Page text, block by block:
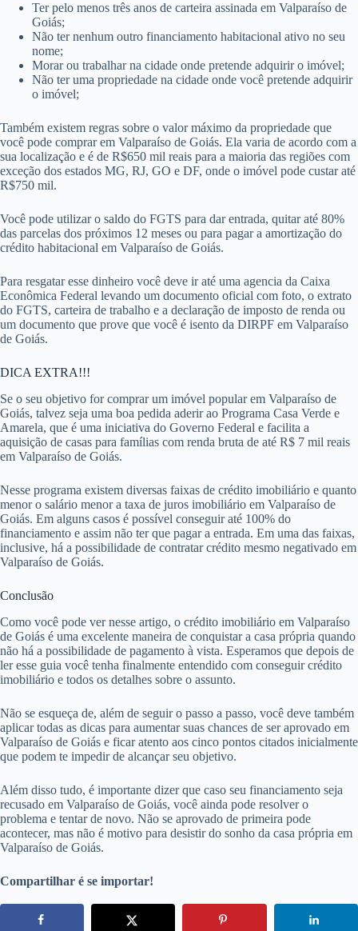
Ter pelo menos três anos de carteira assinada em Valparaíso de
Goiás;
Não ter nenhum outro financiamento habitacional ativo no seu
nome;
Morar ou trabalhar na cidade onde pretende adquirir o imóvel;
Não ter uma propriedade na cidade onde você pretende adquirir
o imóvel;
Também existem regras sobre o valor máximo da propriedade que
você pode comprar em Valparaíso de Goiás. Ela varia de acordo com a
sua localização e é de R$650 mil reais para a maioria das regiões com
exceção dos estados MG, RJ, GO e DF, onde o imóvel pode custar até
R$750 mil.
Você pode utilizar o saldo do FGTS para dar entrada, quitar até 80%
das parcelas dos próximos 12 meses ou para pagar a amortização do
crédito habitacional em Valparaíso de Goiás.
Para resgatar esse dinheiro você deve ir até uma agencia da Caixa
Econômica Federal levando um documento oficial com foto, o extrato
do FGTS, carteira de trabalho e a declaração de imposto de renda ou
um documento que prove que você é isento da DIRPF em Valparaíso
de Goiás.
DICA EXTRA!!!
Se o seu objetivo for comprar um imóvel popular em Valparaíso de
Goiás, talvez seja uma boa pedida aderir ao Programa Casa Verde e
Amarela, que é uma iniciativa do Governo Federal e facilita a
aquisição de casas para famílias com renda bruta de até R$ 7 mil reais
em Valparaíso de Goiás.
Nesse programa existem diversas faixas de crédito imobiliário e quanto
menor o salário menor a taxa de juros imobiliário em Valparaíso de
Goiás. Em alguns casos é possível conseguir até 100% do
financiamento e assim não ter que pagar a entrada. Em uma das faixas,
inclusive, há a possibilidade de contratar crédito mesmo negativado em
Valparaíso de Goiás.
Conclusão
Como você pode ver nesse artigo, o crédito imobiliário em Valparaíso
de Goiás é uma excelente maneira de conquistar a casa própria quando
não há a possibilidade de pagamento à vista. Esperamos que depois de
ler esse guia você tenha finalmente entendido com conseguir crédito
imobiliário e todos os detalhes sobre o assunto.
Não se esqueça de, além de seguir o passo a passo, você deve também
aplicar todas as dicas para aumentar suas chances de ser aprovado em
Valparaíso de Goiás e ficar atento aos cinco pontos citados inicialmente
que podem te impedir de alcançar seu objetivo.
Além disso tudo, é importante dizer que caso seu financiamento seja
recusado em Valparaíso de Goiás, você ainda pode resolver o
problema e tentar de novo. Não se aprovado de primeira pode
acontecer, mas não é motivo para desistir do sonho da casa própria em
Valparaíso de Goiás.
Compartilhar é se importar!